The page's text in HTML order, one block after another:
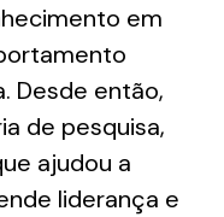
em
Desde então,
de pesquisa,
ajudou a
liderança e